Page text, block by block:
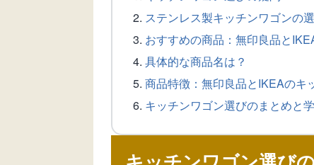
ステンレス製キッチンワゴンの
おすすめの商品：無印良品と
具体的な商品名は？
商品特徴：無印良品とIKEAのキ
キッチンワゴン選びのまとめと